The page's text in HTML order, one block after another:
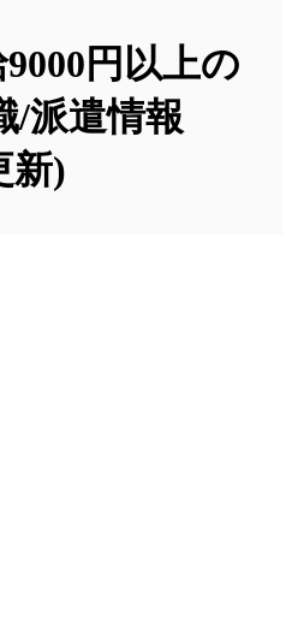
円以上の
/派遣情報
新)